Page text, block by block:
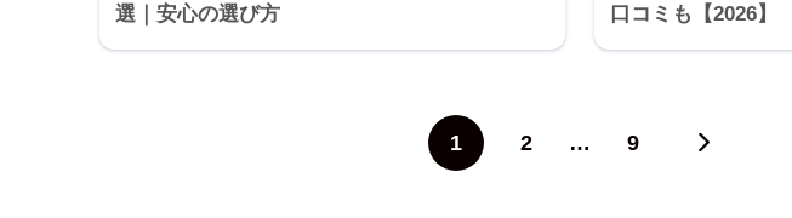
選｜安心の選び方
口コミも【2026】
1 2 … 9